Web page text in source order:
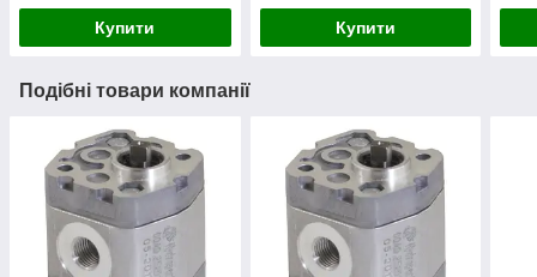
Купити Купити
Подібні товари компанії